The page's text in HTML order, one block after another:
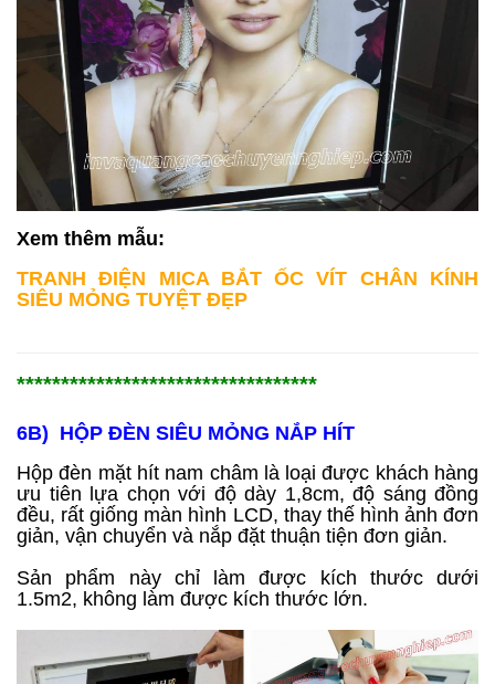
Xem thêm mẫu:
TRANH ĐIỆN MICA BẮT ỐC VÍT CHÂN KÍNH
SIÊU MỎNG TUYỆT ĐẸP
**********************************
6B) HỘP ĐÈN SIÊU MỎNG NẮP HÍT
Hộp đèn mặt hít nam châm là loại được khách hàng
ưu tiên lựa chọn với độ dày 1,8cm, độ sáng đồng
đều, rất giống màn hình LCD, thay thế hình ảnh đơn
giản, vận chuyển và nắp đặt thuận tiện đơn giản.
Sản phẩm này chỉ làm được kích thước dưới
1.5m2, không làm được kích thước lớn.